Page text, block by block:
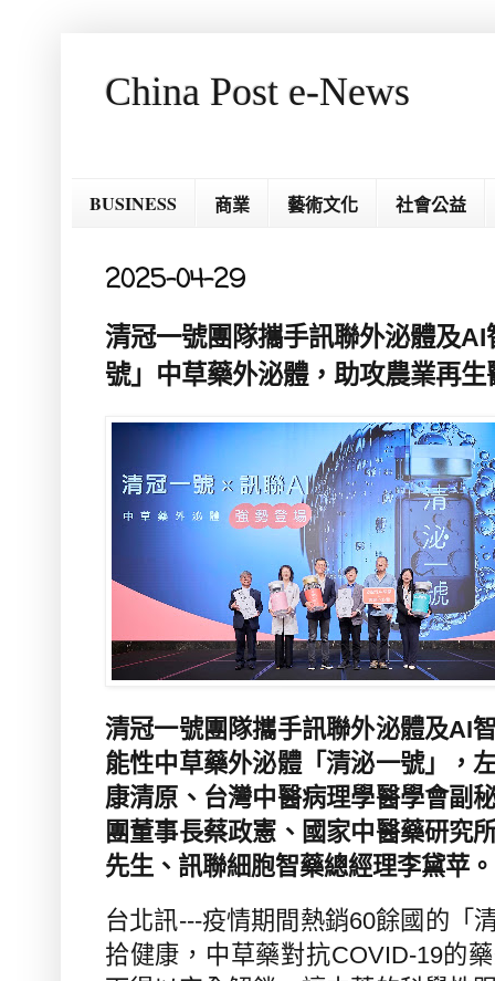
China Post e-News
BUSINESS 商業 藝術文化 社會公益
2025-04-29
清冠一號團隊攜手訊聯外泌體及
號」中草藥外泌體，助攻農業再生
清冠一號團隊攜手訊聯外泌體及AI
能性中草藥外泌體「清泌一號」，
康清原、台灣中醫病理學醫學會副
團董事長蔡政憲、國家中醫藥研究
先生、訊聯細胞智藥總經理李黛苹。
台北訊---疫情期間熱銷60餘國的「
拾健康，中草藥對抗COVID-19的